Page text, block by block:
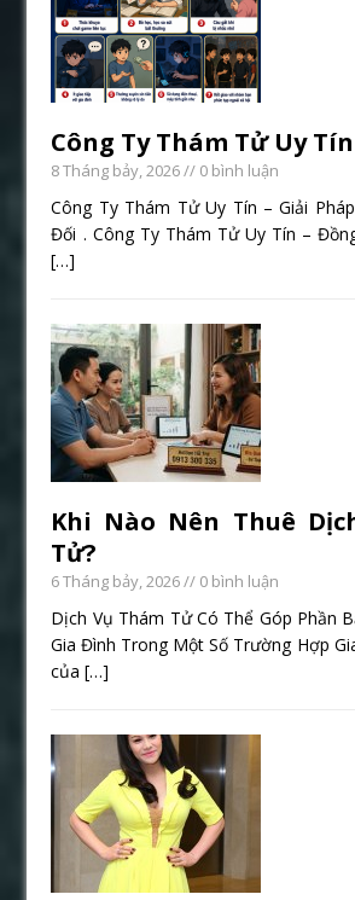
Công Ty Thám Tử Uy
8 Tháng bảy, 2026// 0 bình luận
Công Ty Thám Tử Uy Tín – Giải
Đối . Công Ty Thám Tử Uy Tín –
[…]
Khi Nào Nên Thuê
Tử?
6 Tháng bảy, 2026// 0 bình luận
Dịch Vụ Thám Tử Có Thể Góp Phần
Gia Đình Trong Một Số Trường Hợp
của[…]